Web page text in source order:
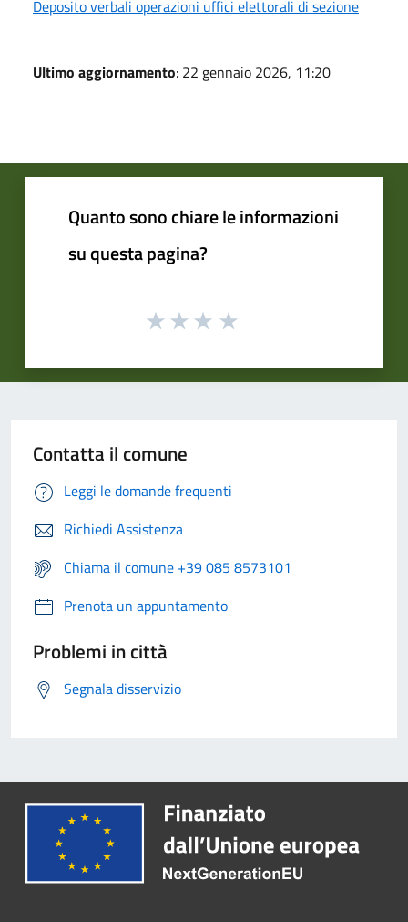
Deposito verbali operazioni uffici elettorali di sezione
Ultimo aggiornamento: 22 gennaio 2026, 11:20
Quanto sono chiare le informazioni
su questa pagina?
Contatta il comune
Leggi le domande frequenti
Richiedi Assistenza
Chiama il comune +39 085 8573101
Prenota un appuntamento
Problemi in città
Segnala disservizio